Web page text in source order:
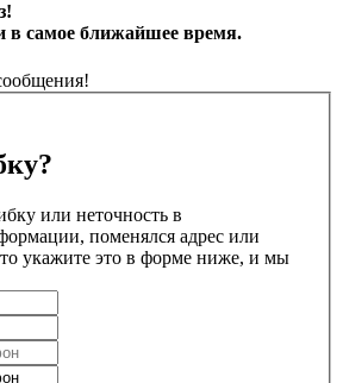
самое ближайшее время.
или неточность в
поменялся адрес или
то укажите это в форме ниже, и мы